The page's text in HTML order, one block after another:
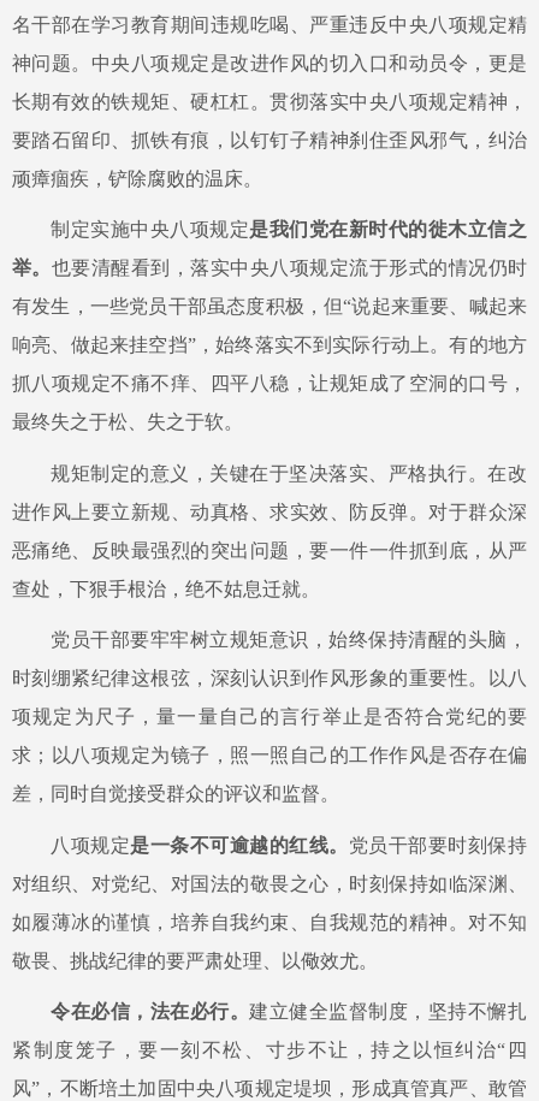
名干部在学习教育期间违规吃喝、严重违反中央八项规定精
神问题。中央八项规定是改进作风的切入口和动员令，更是
长期有效的铁规矩、硬杠杠。贯彻落实中央八项规定精神，
要踏石留印、抓铁有痕，以钉钉子精神刹住歪风邪气，纠治
顽瘴痼疾，铲除腐败的温床。
制定实施中央八项规定是我们党在新时代的徙木立信之
举。 也要清醒看到，落实中央八项规定流于形式的情况仍时
有发生，一些党员干部虽态度积极，但“说起来重要、喊起来
响亮、做起来挂空挡”，始终落实不到实际行动上。有的地方
抓八项规定不痛不痒、四平八稳，让规矩成了空洞的口号，
最终失之于松、失之于软。
规矩制定的意义，关键在于坚决落实、严格执行。在改
进作风上要立新规、动真格、求实效、防反弹。对于群众深
恶痛绝、反映最强烈的突出问题，要一件一件抓到底，从严
查处，下狠手根治，绝不姑息迁就。
党员干部要牢牢树立规矩意识，始终保持清醒的头脑，
时刻绷紧纪律这根弦，深刻认识到作风形象的重要性。以八
项规定为尺子，量一量自己的言行举止是否符合党纪的要
求；以八项规定为镜子，照一照自己的工作作风是否存在偏
差，同时自觉接受群众的评议和监督。
八项规定是一条不可逾越的红线。 党员干部要时刻保持
对组织、对党纪、对国法的敬畏之心，时刻保持如临深渊、
如履薄冰的谨慎，培养自我约束、自我规范的精神。对不知
敬畏、挑战纪律的要严肃处理、以儆效尤。
令在必信，法在必行。建立健全监督制度，坚持不懈扎
紧制度笼子，要一刻不松、寸步不让，持之以恒纠治“四
风”，不断培土加固中央八项规定堤坝，形成真管真严、敢管